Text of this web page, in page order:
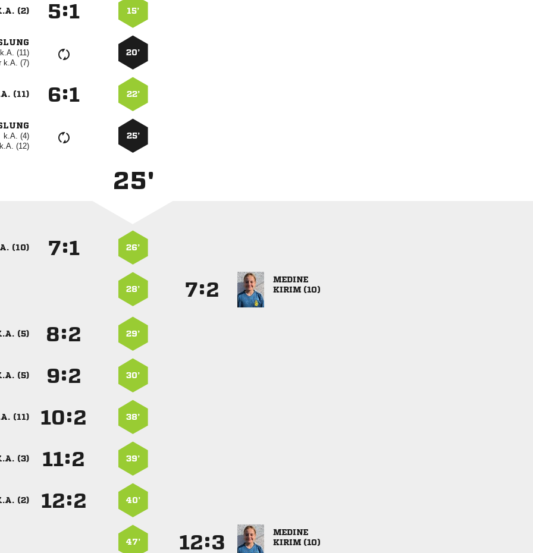
(2) : 15’
k.A. (11)
k.A. (7)
20’
(11) : 22’
k.A. (4)
k.A. (12)
25’
25'
(10) : 26’
28’ :

 
(5) : 29’
(5) : 30’
(11) : 38’
(3) : 39’
(2) : 40’
47’ :

 